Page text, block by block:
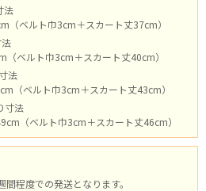
法
（ベルト巾3cm＋スカート丈37cm）
（ベルト巾3cm＋スカート丈40cm）
法
（ベルト巾3cm＋スカート丈43cm）
寸法
（ベルト巾3cm＋スカート丈46cm）
程度での発送となります。